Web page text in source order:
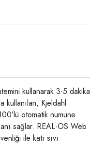
kullanarak 3-5 dakika
kullanılan, Kjeldahl
otomatik numune
sağlar. REAL-OS Web
ile katı sıvı